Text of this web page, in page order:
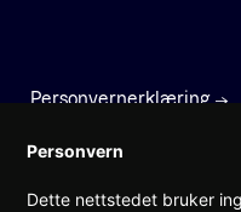
Personvernerklæring
Personvern
Dette nettstedet bruker